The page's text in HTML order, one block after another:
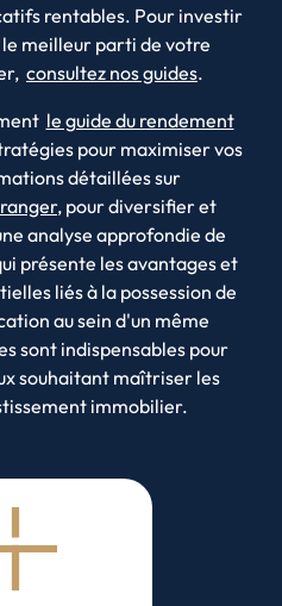
rentables. Pour investir
meilleur parti de votre
consultez nos guides.
le guide du rendement
pour maximiser vos
détaillées sur
, pour diversifier et
analyse approfondie de
présente les avantages et
liés à la possession de
au sein d'un même
sont indispensables pour
souhaitant maîtriser les
immobilier.